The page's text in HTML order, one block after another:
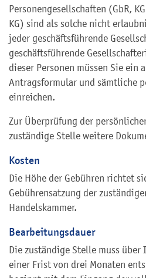
Personengesellschaften (GbR,
KG) sind als solche nicht
jeder geschäftsführende
geschäftsführende
dieser Personen müssen Sie ein
Antragsformular und sämtliche
einreichen.
Zur Überprüfung der
zuständige Stelle weitere
Kosten
Die Höhe der Gebühren richtet
Gebührensatzung der
Handelskammer.
Bearbeitungsdauer
Die zuständige Stelle muss
einer Frist von drei Monaten